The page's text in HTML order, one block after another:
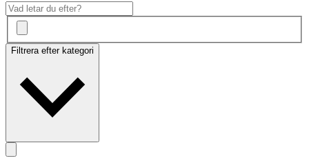
Filtrera efter kategori